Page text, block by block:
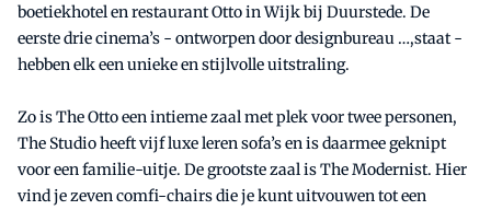
boetiekhotel en restaurant Otto in Wijk bij Duurstede. De
eerste drie cinema’s - ontworpen door designbureau …,staat -
hebben elk een unieke en stijlvolle uitstraling.
Zo is The Otto een intieme zaal met plek voor twee personen,
The Studio heeft vijf luxe leren sofa’s en is daarmee geknipt
voor een familie-uitje. De grootste zaal is The Modernist. Hier
vind je zeven comfi-chairs die je kunt uitvouwen tot een